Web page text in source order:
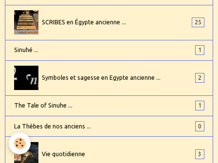
SCRIBES en Égypte ancienne ... 25
Sinuhé ... 1
Symboles et sagesse en Egypte ancienne ... 2
The Tale of Sinuhe ... 1
La Thèbes de nos anciens ... 0
Vie quotidienne 3